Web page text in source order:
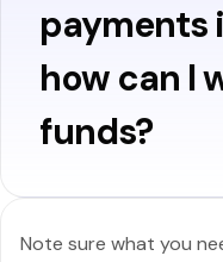
payments
how can I
funds?
Note sure what you